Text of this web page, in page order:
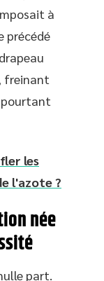
à
précédé
freinant
les
l'azote ?
née
part.